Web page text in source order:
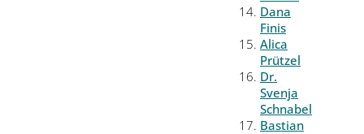
Dana
Finis
Alica
Prützel
Dr.
Svenja
Schnabel
Bastian